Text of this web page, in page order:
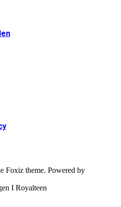
Foxiz theme. Powered by
I Royalteen